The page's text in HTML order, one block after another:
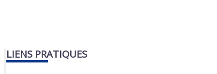
LIENS PRATIQUES